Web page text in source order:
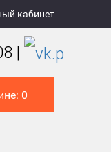
кабинет
|
0